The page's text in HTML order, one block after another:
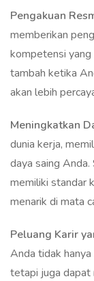
Pengakuan
memberikan
kompetensi yang
tambah ketika
akan lebih
Meningkatkan
dunia kerja,
daya saing
memiliki standar
menarik di mata
Peluang Karir
Anda tidak
tetapi juga dapat